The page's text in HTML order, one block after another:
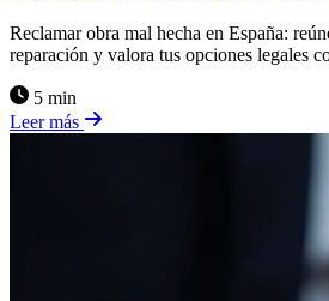
Reclamar obra mal hecha en España:
reparación y valora tus opciones legales
5 min
Leer más